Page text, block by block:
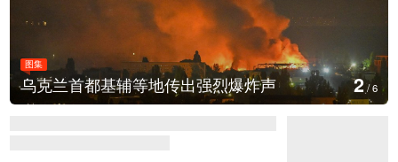
爆炸声
图集
美国：肯尼迪宣布医疗改革新
3/6